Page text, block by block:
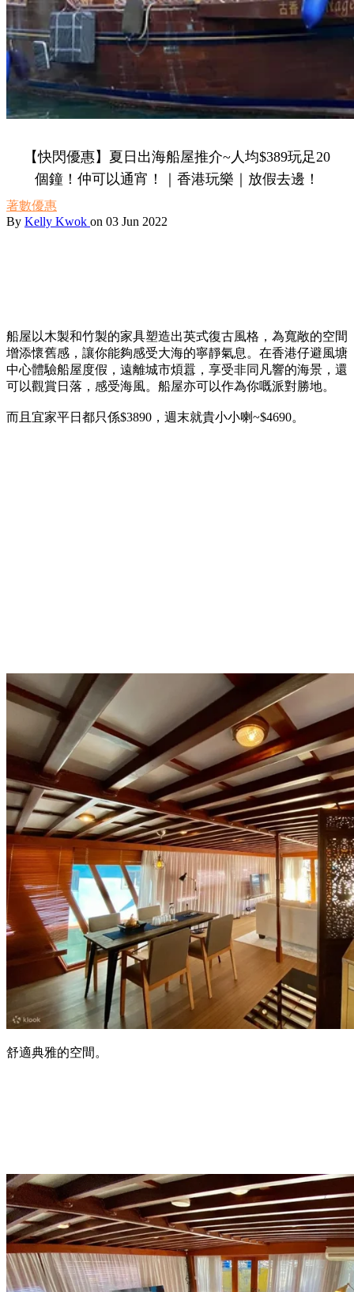
【快閃優惠】夏日出海船屋推介~人均$389玩足20
個鐘！仲可以通宵！｜香港玩樂｜放假去邊！
著數優惠
By Kelly Kwok on 03 Jun 2022
船屋以木製和竹製的家具塑造出英式復古風格，為寬敞的空間
增添懷舊感，讓你能夠感受大海的寧靜氣息。在香港仔避風塘
中心體驗船屋度假，遠離城市煩囂，享受非同凡響的海景，還
可以觀賞日落，感受海風。船屋亦可以作為你嘅派對勝地。
而且宜家平日都只係$3890，週末就貴小小喇~$4690。
舒適典雅的空間。